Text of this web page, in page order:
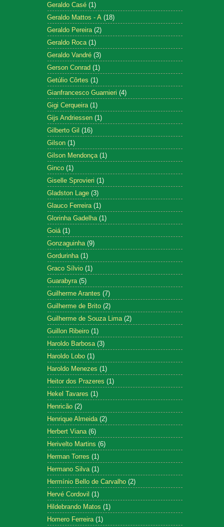
Geraldo Casé (1)
Geraldo Mattos - A (18)
Geraldo Pereira (2)
Geraldo Roca (1)
Geraldo Vandré (3)
Gerson Conrad (1)
Getúlio Côrtes (1)
Gianfrancesco Guarnieri (4)
Gigi Cerqueira (1)
Gijs Andriessen (1)
Gilberto Gil (16)
Gilson (1)
Gilson Mendonça (1)
Ginco (1)
Giselle Sprovieri (1)
Gladston Lage (3)
Glauco Ferreira (1)
Glorinha Gadelha (1)
Goiá (1)
Gonzaguinha (9)
Gordurinha (1)
Graco Sílvio (1)
Guarabyra (5)
Guilherme Arantes (7)
Guilherme de Brito (2)
Guilherme de Souza Lima (2)
Guillon Ribeiro (1)
Haroldo Barbosa (3)
Haroldo Lobo (1)
Haroldo Menezes (1)
Heitor dos Prazeres (1)
Hekel Tavares (1)
Henricão (2)
Henrique Almeida (2)
Herbert Viana (6)
Herivelto Martins (6)
Herman Torres (1)
Hermano Silva (1)
Hermínio Bello de Carvalho (2)
Hervé Cordovil (1)
Hildebrando Matos (1)
Homero Ferreira (1)